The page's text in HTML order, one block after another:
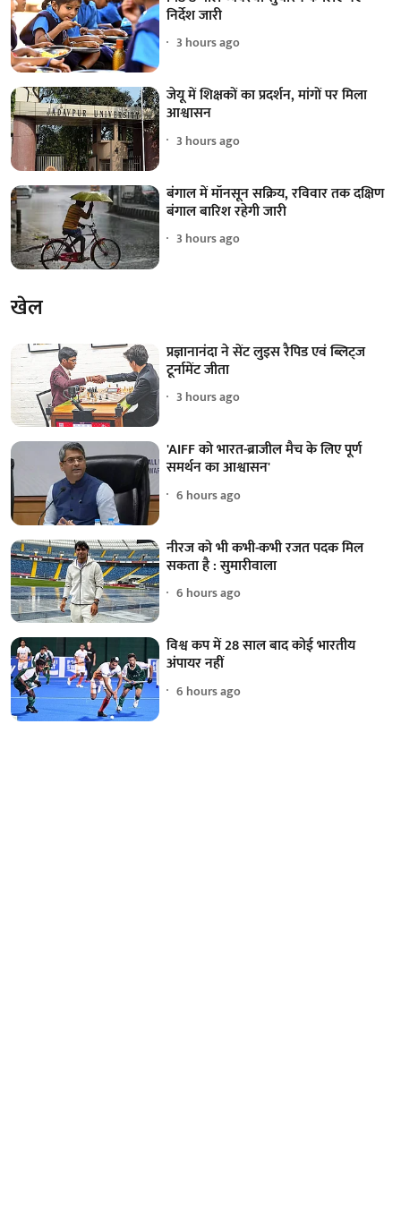
निर्देश जारी
3 hours ago
जेयू में शिक्षकों का प्रदर्शन, मांगों पर मिला
आश्वासन
3 hours ago
बंगाल में मॉनसून सक्रिय, रविवार तक दक्षिण
बंगाल बारिश रहेगी जारी
3 hours ago
खेल
प्रज्ञानानंदा ने सेंट लुइस रैपिड एवं ब्लिट्ज
टूर्नामेंट जीता
3 hours ago
'AIFF को भारत-ब्राजील मैच के लिए पूर्ण
समर्थन का आश्वासन'
6 hours ago
नीरज को भी कभी-कभी रजत पदक मिल
सकता है : सुमारीवाला
6 hours ago
विश्व कप में 28 साल बाद कोई भारतीय
अंपायर नहीं
6 hours ago